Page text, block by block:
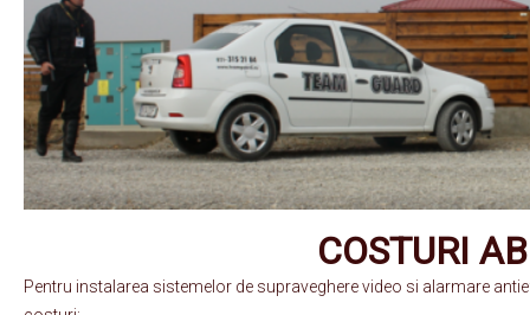
COSTURI
Pentru instalarea sistemelor de supraveghere video si alarmare